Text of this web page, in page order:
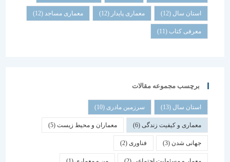
استان سال(12) معماری پایدار (12) معماری مساجد(12)
معرفی کتاب(11)
برچسب مجموعه مقالات
استان سال(13) سرزمین مادری(10)
معماری و کیفیت زندگی(6) معماران و محیط زیست(5)
جهانی شدن(3) فناوری (2)